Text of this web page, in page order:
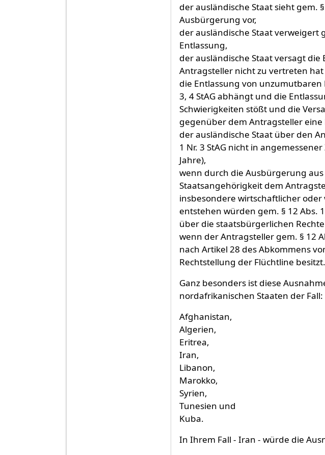
der ausländische Staat sieht gem.
Ausbürgerung vor,
der ausländische Staat verweigert
Entlassung,
der ausländische Staat versagt
Antragsteller nicht zu vertreten hat
die Entlassung von unzumutbaren
3, 4 StAG abhängt und die
Schwierigkeiten stößt und die
gegenüber dem Antragsteller
der ausländische Staat über den
1 Nr. 3 StAG nicht in
Jahre),
wenn durch die Ausbürgerung
Staatsangehörigkeit dem
insbesondere wirtschaftlicher
entstehen würden gem. § 12 Abs.
über die staatsbürgerlichen
wenn der Antragsteller gem. § 12
nach Artikel 28 des Abkommens
Rechtstellung der Flüchtline besitzt.
Ganz besonders ist diese
nordafrikanischen Staaten der Fall:
Afghanistan,
Algerien,
Eritrea,
Iran,
Libanon,
Marokko,
Syrien,
Tunesien und
Kuba.
In Ihrem Fall - Iran - würde die